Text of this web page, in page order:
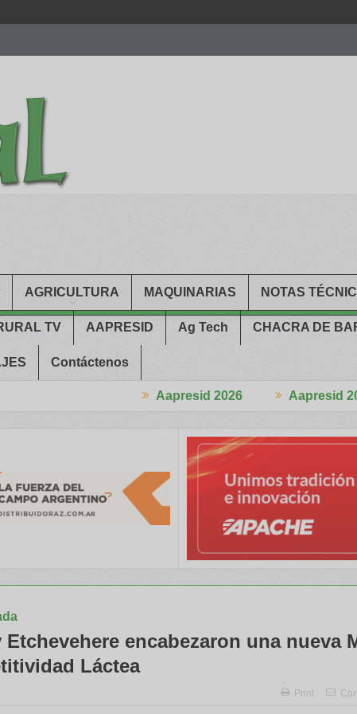
patekphilippe.to
AGRICULTURA MAQUINARIAS NOTAS
TV AAPRESID Ag Tech CHACRA DE
Contáctenos
Aapresid 2026 Aapresid 2026
Etchevehere encabezaron una nueva
Láctea
Print